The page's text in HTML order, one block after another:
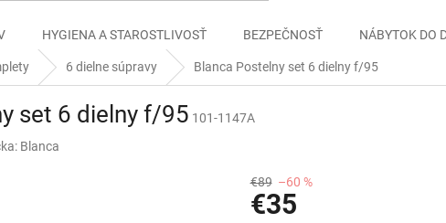
HYGIENA A STAROSTLIVOSŤ BEZPEČNOSŤ NÁBYTOK DO
6 dielne súpravy Blanca Postelny set 6 dielny f/95
set 6 dielny f/95 101-1147A
Blanca
€89 –60 %
€35